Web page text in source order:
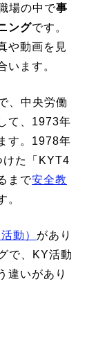
場の中で事
ングです。
や動画を見
います。
、中央労働
て、1973年
す。1978年
けた「KYT4
まで安全教
。
動） があり
で、KY活動
違いがあり